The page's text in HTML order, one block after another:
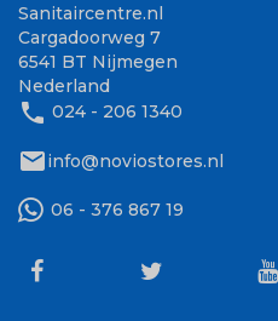
Sanitaircentre.nl
Cargadoorweg 7
6541 BT Nijmegen
Nederland
phone 024 - 206 1340
mailinfo@noviostores.nl
06 - 376 867 19